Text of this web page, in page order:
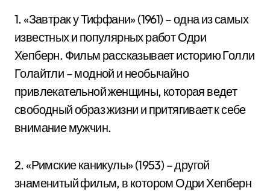
1. «Завтрак у Тиффани» (1961) – одна из самых
известных и популярных работ Одри
Хепберн. Фильм рассказывает историю Голли
Голайтли – модной и необычайно
привлекательной женщины, которая ведет
свободный образ жизни и притягивает к себе
внимание мужчин.
2. «Римские каникулы» (1953) – другой
знаменитый фильм, в котором Одри Хепберн